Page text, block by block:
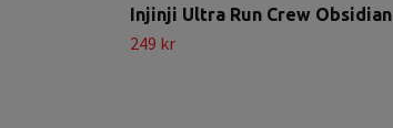
Injinji Ultra Run Crew Obsidian
249 kr